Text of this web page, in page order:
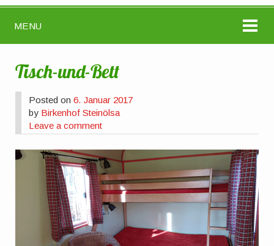
MENU
Tisch-und-Bett
Posted on6. Januar 2017
by Birkenhof Steinölsa
Leave a comment